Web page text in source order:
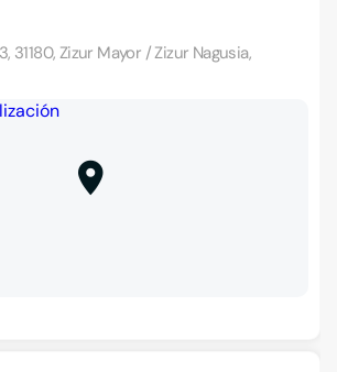
31180, Zizur Mayor / Zizur Nagusia,